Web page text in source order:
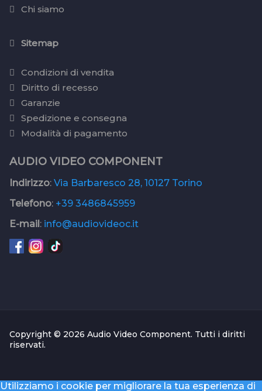
Chi siamo
Sitemap
Condizioni di vendita
Diritto di recesso
Garanzie
Spedizione e consegna
Modalità di pagamento
AUDIO VIDEO COMPONENT
Indirizzo: Via Barbaresco 28, 10127 Torino
Telefono: +39 3486845959
E-mail: info@audiovideoc.it
Copyright © 2026 Audio Video Component. Tutti i diritti
riservati.
Utilizziamo i cookie per migliorare la tua esperienza di